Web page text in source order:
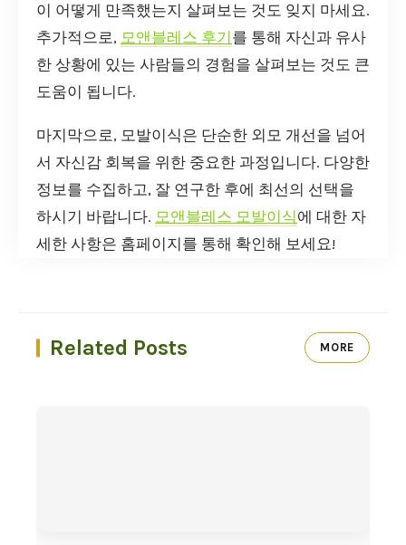
이 어떻게 만족했는지 살펴보는 것도 잊지 마세요.
추가적으로, 모앤블레스 후기 를 통해 자신과 유사
한 상황에 있는 사람들의 경험을 살펴보는 것도 큰
도움이 됩니다.
마지막으로, 모발이식은 단순한 외모 개선을 넘어
서 자신감 회복을 위한 중요한 과정입니다. 다양한
정보를 수집하고, 잘 연구한 후에 최선의 선택을
하시기 바랍니다. 모앤블레스 모발이식에 대한 자
세한 사항은 홈페이지를 통해 확인해 보세요!
Related Posts MORE